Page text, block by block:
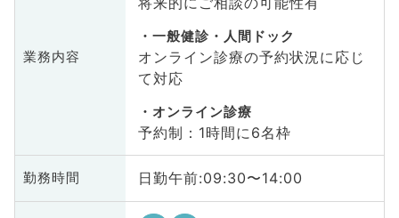
業務内容
一般健診・人間ドック
オンライン診療の予約状況に応じ
て対応
オンライン診療
予約制：1時間に6名枠
勤務時間 日勤午前:09:30〜14:00